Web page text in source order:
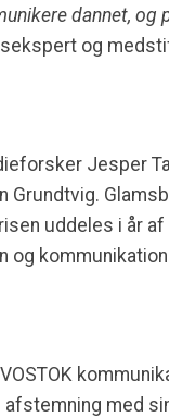
dannet,
og
Jesper
Grundtvig.
uddeles i år
med